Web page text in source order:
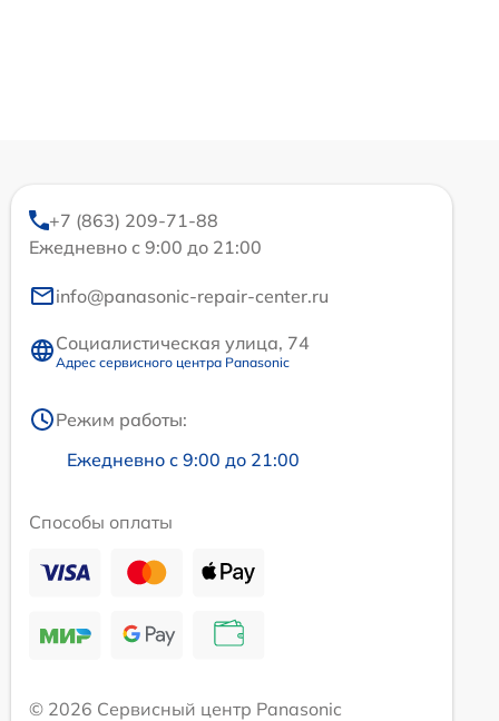
+7 (863) 209-71-88
Ежедневно с 9:00 до 21:00
info@panasonic-repair-center.ru
Социалистическая улица, 74
Адрес сервисного центра Panasonic
Режим работы:
Ежедневно с 9:00 до 21:00
Способы оплаты
© 2026 Сервисный центр Panasonic